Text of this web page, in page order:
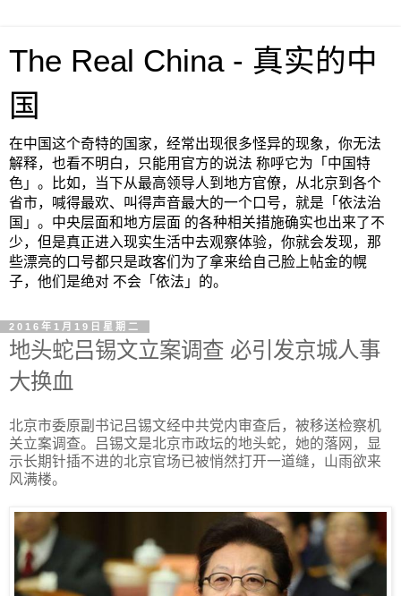
The Real China - 真实的中
国
在中国这个奇特的国家，经常出现很多怪异的现象，你无法
解释，也看不明白，只能用官方的说法 称呼它为「中国特
色」。比如，当下从最高领导人到地方官僚，从北京到各个
省市，喊得最欢、叫得声音最大的一个口号，就是「依法治
国」。中央层面和地方层面 的各种相关措施确实也出来了不
少，但是真正进入现实生活中去观察体验，你就会发现，那
些漂亮的口号都只是政客们为了拿来给自己脸上帖金的幌
子，他们是绝对 不会「依法」的。
2016年1月19日星期二
地头蛇吕锡文立案调查 必引发京城人事
大换血
北京市委原副书记吕锡文经中共党内审查后，被移送检察机
关立案调查。吕锡文是北京市政坛的地头蛇，她的落网，显
示长期针插不进的北京官场已被悄然打开一道缝，山雨欲来
风满楼。